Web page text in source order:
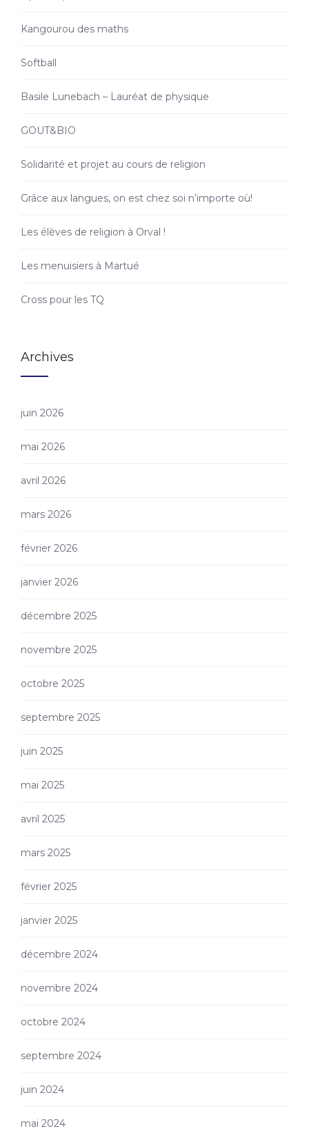
Kangourou des maths
Softball
Basile Lunebach – Lauréat de physique
GOUT&BIO
Solidarité et projet au cours de religion
Grâce aux langues, on est chez soi n’importe où!
Les élèves de religion à Orval !
Les menuisiers à Martué
Cross pour les TQ
Archives
juin 2026
mai 2026
avril 2026
mars 2026
février 2026
janvier 2026
décembre 2025
novembre 2025
octobre 2025
septembre 2025
juin 2025
mai 2025
avril 2025
mars 2025
février 2025
janvier 2025
décembre 2024
novembre 2024
octobre 2024
septembre 2024
juin 2024
mai 2024